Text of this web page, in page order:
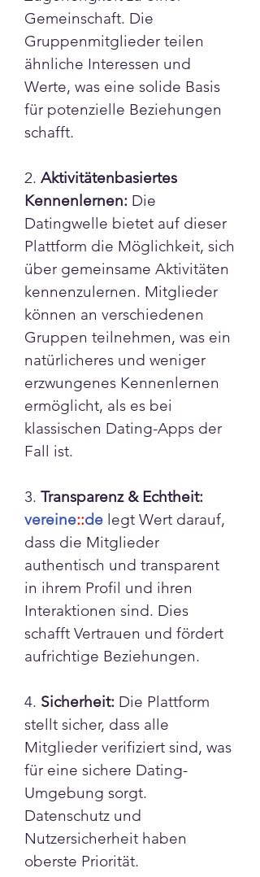
Gemeinschaft. Die
Gruppenmitglieder teilen
ähnliche Interessen und
Werte, was eine solide Basis
für potenzielle Beziehungen
schafft.
2. Aktivitätenbasiertes
Kennenlernen: Die
Datingwelle bietet auf dieser
Plattform die Möglichkeit, sich
über gemeinsame Aktivitäten
kennenzulernen. Mitglieder
können an verschiedenen
Gruppen teilnehmen, was ein
natürlicheres und weniger
erzwungenes Kennenlernen
ermöglicht, als es bei
klassischen Dating-Apps der
Fall ist.
3.
vereine::de legt Wert darauf,
dass die Mitglieder
authentisch und transparent
in ihrem Profil und ihren
Interaktionen sind. Dies
schafft Vertrauen und fördert
aufrichtige Beziehungen.
4. Sicherheit: Die Plattform
stellt sicher, dass alle
Mitglieder verifiziert sind, was
für eine sichere Dating-
Umgebung sorgt.
Datenschutz und
Nutzersicherheit haben
oberste Priorität.